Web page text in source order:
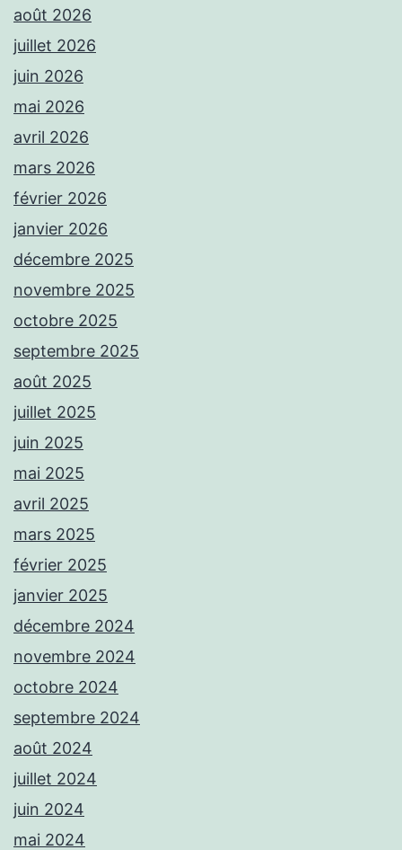
août 2026
juillet 2026
juin 2026
mai 2026
avril 2026
mars 2026
février 2026
janvier 2026
décembre 2025
novembre 2025
octobre 2025
septembre 2025
août 2025
juillet 2025
juin 2025
mai 2025
avril 2025
mars 2025
février 2025
janvier 2025
décembre 2024
novembre 2024
octobre 2024
septembre 2024
août 2024
juillet 2024
juin 2024
mai 2024